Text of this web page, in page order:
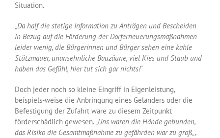
Situation.
„Da half die stetige Information zu Anträgen und Bescheiden
in Bezug auf die Förderung der Dorferneuerungsmaßnahmen
leider wenig, die Bürgerinnen und Bürger sehen eine kahle
Stützmauer, unansehnliche Bauzäune, viel Kies und Staub und
haben das Gefühl, hier tut sich gar nichts!“
Doch jeder noch so kleine Eingriff in Eigenleistung,
beispiels-weise die Anbringung eines Geländers oder die
Befestigung der Zufahrt wäre zu diesem Zeitpunkt
förderschädlich gewesen. „Uns waren die Hände gebunden,
das Risiko die Gesamtmaßnahme zu gefährden war zu groß„,